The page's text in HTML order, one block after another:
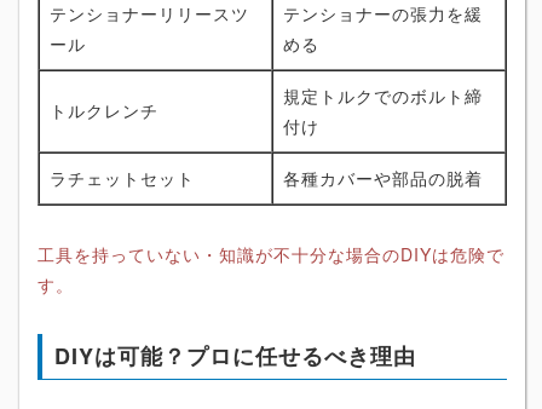
テンショナーリリースツ
ール
テンショナーの張力を緩
める
トルクレンチ
規定トルクでのボルト締
付け
ラチェットセット 各種カバーや部品の脱着
工具を持っていない・知識が不十分な場合のDIYは危険で
す。
DIYは可能？プロに任せるべき理由